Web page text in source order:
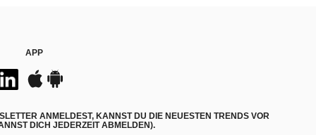
APP
ANMELDEST, KANNST DU DIE NEUESTEN TRENDS VOR
DICH JEDERZEIT ABMELDEN).